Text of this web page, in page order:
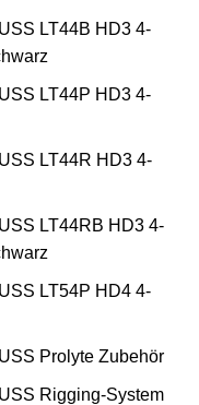
LT44B HD3 4-
LT44P HD3 4-
LT44R HD3 4-
LT44RB HD3 4-
LT54P HD4 4-
Prolyte Zubehör
Rigging-System